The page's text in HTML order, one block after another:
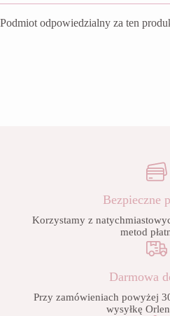
Podmiot odpowiedzialny za ten
Bezpieczne
Korzystamy z
metod
Darmowa
Przy zamówieniach powyżej
wysyłkę